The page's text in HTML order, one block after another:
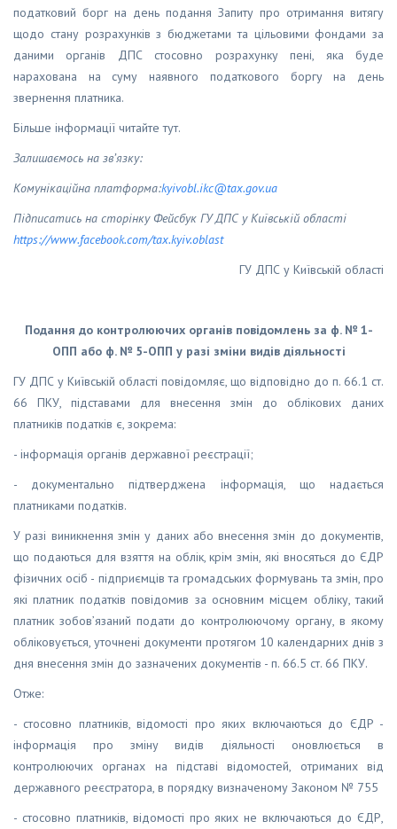
податковий борг на день подання Запиту про отримання витягу
щодо стану розрахунків з бюджетами та цільовими фондами за
даними органів ДПС стосовно розрахунку пені, яка буде
нарахована на суму наявного податкового боргу на день
звернення платника.
Більше інформації читайте тут.
Залишаємось на зв’язку:
Комунікаційна платформа:kyivobl.ikc@tax.gov.ua
Підписатись на сторінку Фейсбук ГУ ДПС у Київській області
https://www.facebook.com/tax.kyiv.oblast
ГУ ДПС у Київській області
Подання до контролюючих органів повідомлень за ф. № 1-
ОПП або ф. № 5-ОПП у разі зміни видів діяльності
ГУ ДПС у Київській області повідомляє, що відповідно до п. 66.1 ст.
66 ПКУ, підставами для внесення змін до облікових даних
платників податків є, зокрема:
- інформація органів державної реєстрації;
- документально підтверджена інформація, що надається
платниками податків.
У разі виникнення змін у даних або внесення змін до документів,
що подаються для взяття на облік, крім змін, які вносяться до ЄДР
фізичних осіб - підприємців та громадських формувань та змін, про
які платник податків повідомив за основним місцем обліку, такий
платник зобов’язаний подати до контролюючому органу, в якому
обліковується, уточнені документи протягом 10 календарних днів з
дня внесення змін до зазначених документів - п. 66.5 ст. 66 ПКУ.
Отже:
- стосовно платників, відомості про яких включаються до ЄДР -
інформація про зміну видів діяльності оновлюється в
контролюючих органах на підставі відомостей, отриманих від
державного реєстратора, в порядку визначеному Законом № 755
- стосовно платників, відомості про яких не включаються до ЄДР,